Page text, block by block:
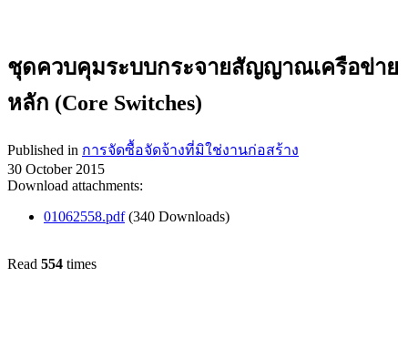
ชุดควบคุมระบบกระจายสัญญาณเครือข่าย
หลัก (Core Switches)
Published in การจัดซื้อจัดจ้างที่มิใช่งานก่อสร้าง
30 October 2015
Download attachments:
01062558.pdf (340 Downloads)
Read 554 times